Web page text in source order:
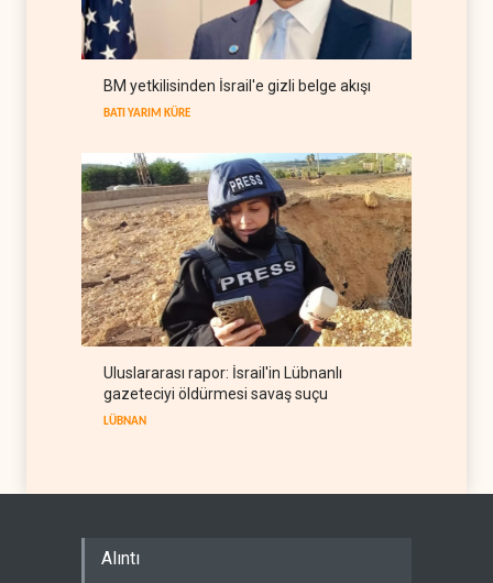
aşamada
İRAN 06 Ağustos 2026
Rusya, Hindistan'a ulaşmak
için yeni güzergah arıyor
BM yetkilisinden İsrail'e gizli belge akışı
BATI YARIM KÜRE
Uluslararası rapor: İsrail'in Lübnanlı
gazeteciyi öldürmesi savaş suçu
LÜBNAN
Alıntı